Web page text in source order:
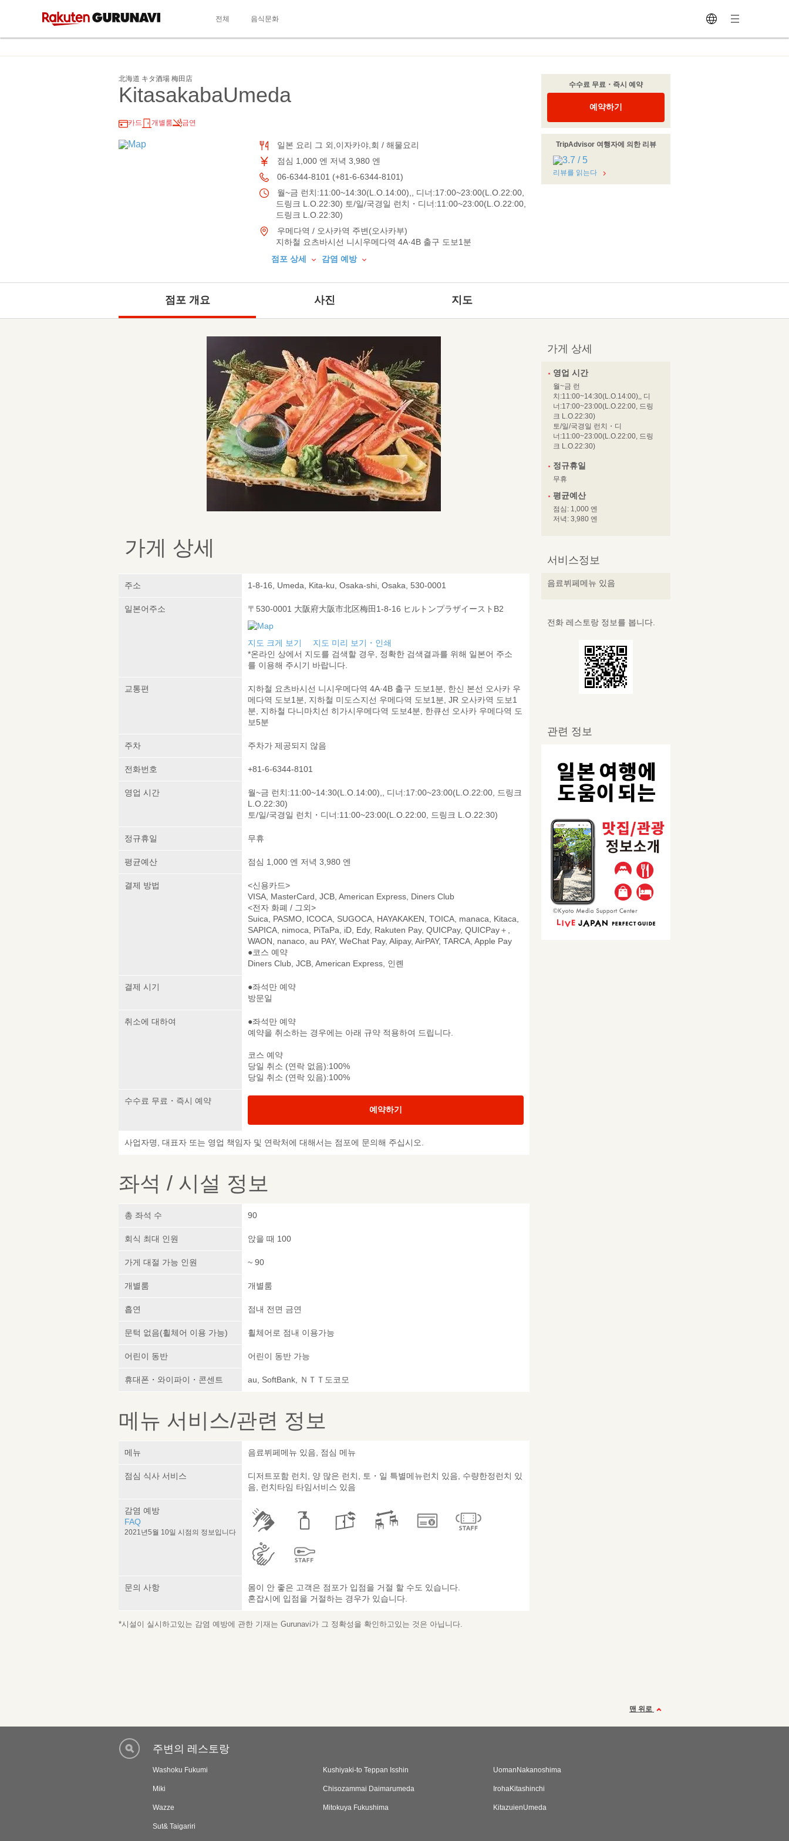
전체 음식문화
北海道 キタ酒場 梅田店
KitasakabaUmeda
카드 개별룸 금연
일본 요리 그 외,이자카야,회 / 해물요리
점심 1,000 엔 저녁 3,980 엔
06-6344-8101 (+81-6-6344-8101)
월~금 런치:11:00~14:30(L.O.14:00),, 디너:17:00~23:00(L.O.22:00,
드링크 L.O.22:30) 토/일/국경일 런치・디너:11:00~23:00(L.O.22:00,
드링크 L.O.22:30)
우메다역 / 오사카역 주변(오사카부)
지하철 요츠바시선 니시우메다역 4A·4B 출구 도보1분
점포 상세
감염 예방
수수료 무료・즉시 예약
예약하기
TripAdvisor 여행자에 의한 리뷰
리뷰를 읽는다
점포 개요 사진 지도
가게 상세
주소 1-8-16, Umeda, Kita-ku, Osaka-shi, Osaka, 530-0001
일본어주소 〒530-0001 大阪府大阪市北区梅田1-8-16 ヒルトンプラザイーストB2
지도 크게 보기
지도 미리 보기・인쇄
*온라인 상에서 지도를 검색할 경우, 정확한 검색결과를 위해 일본어 주소
를 이용해 주시기 바랍니다.
교통편
지하철 요츠바시선 니시우메다역 4A·4B 출구 도보1분, 한신 본선 오사카 우
메다역 도보1분, 지하철 미도스지선 우메다역 도보1분, JR 오사카역 도보1
분, 지하철 다니마치선 히가시우메다역 도보4분, 한큐선 오사카 우메다역 도
보5분
주차 주차가 제공되지 않음
전화번호 +81-6-6344-8101
영업 시간
월~금 런치:11:00~14:30(L.O.14:00),, 디너:17:00~23:00(L.O.22:00, 드링크
L.O.22:30)
토/일/국경일 런치・디너:11:00~23:00(L.O.22:00, 드링크 L.O.22:30)
정규휴일 무휴
평균예산 점심 1,000 엔 저녁 3,980 엔
결제 방법
<신용카드>
VISA, MasterCard, JCB, American Express, Diners Club
<전자 화폐 / 그외>
Suica, PASMO, ICOCA, SUGOCA, HAYAKAKEN, TOICA, manaca, Kitaca,
SAPICA, nimoca, PiTaPa, iD, Edy, Rakuten Pay, QUICPay, QUICPay＋,
WAON, nanaco, au PAY, WeChat Pay, Alipay, AirPAY, TARCA, Apple Pay
●코스 예약
Diners Club, JCB, American Express, 인롄
결제 시기
●좌석만 예약
방문일
취소에 대하여
●좌석만 예약
예약을 취소하는 경우에는 아래 규약 적용하여 드립니다.
코스 예약
당일 취소 (연락 없음):100%
당일 취소 (연락 있음):100%
수수료 무료・즉시 예약
예약하기
사업자명, 대표자 또는 영업 책임자 및 연락처에 대해서는 점포에 문의해 주십시오.
좌석 / 시설 정보
총 좌석 수 90
회식 최대 인원 앉을 때 100
가게 대절 가능 인원 ~ 90
개별룸 개별룸
흡연 점내 전면 금연
문턱 없음(휠체어 이용 가능) 휠체어로 점내 이용가능
어린이 동반 어린이 동반 가능
휴대폰・와이파이・콘센트 au, SoftBank, ＮＴＴ도코모
메뉴 서비스/관련 정보
메뉴 음료뷔페메뉴 있음, 점심 메뉴
점심 식사 서비스
디저트포함 런치, 양 많은 런치, 토・일 특별메뉴런치 있음, 수량한정런치 있
음, 런치타임 타임서비스 있음
감염 예방
FAQ
2021년5월 10일 시점의 정보입니다
문의 사항
몸이 안 좋은 고객은 점포가 입점을 거절 할 수도 있습니다.
혼잡시에 입점을 거절하는 경우가 있습니다.
*시설이 실시하고있는 감염 예방에 관한 기재는 Gurunavi가 그 정확성을 확인하고있는 것은 아닙니다.
가게 상세
영업 시간
월~금 런
치:11:00~14:30(L.O.14:00),, 디
너:17:00~23:00(L.O.22:00, 드링
크 L.O.22:30)
토/일/국경일 런치・디
너:11:00~23:00(L.O.22:00, 드링
크 L.O.22:30)
정규휴일
무휴
평균예산
점심: 1,000 엔
저녁: 3,980 엔
서비스정보
음료뷔페메뉴 있음
전화 레스토랑 정보를 봅니다.
관련 정보
맨 위로
주변의 레스토랑
Washoku Fukumi Kushiyaki-to Teppan Isshin UomanNakanoshima
Miki Chisozammai Daimarumeda IrohaKitashinchi
Wazze Mitokuya Fukushima KitazuienUmeda
Sut& Taigariri